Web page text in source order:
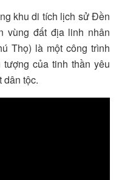
khu di tích lịch sử Đền
vùng đất địa linh nhân
Thọ) là một công trình
của tinh thần yêu
dân tộc.